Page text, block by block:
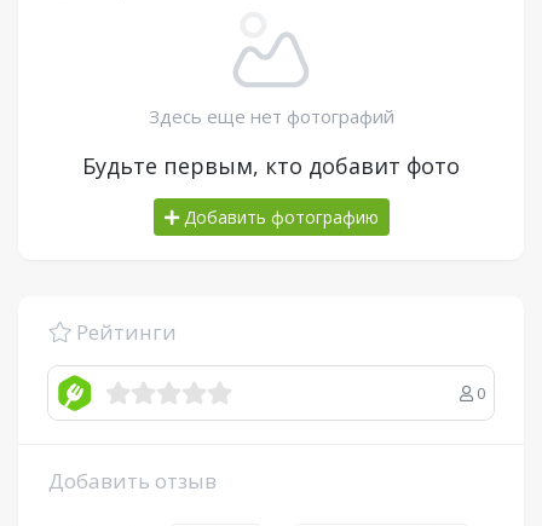
Здесь еще нет фотографий
Будьте первым, кто добавит фото
Добавить фотографию
Рейтинги
0
Добавить отзыв